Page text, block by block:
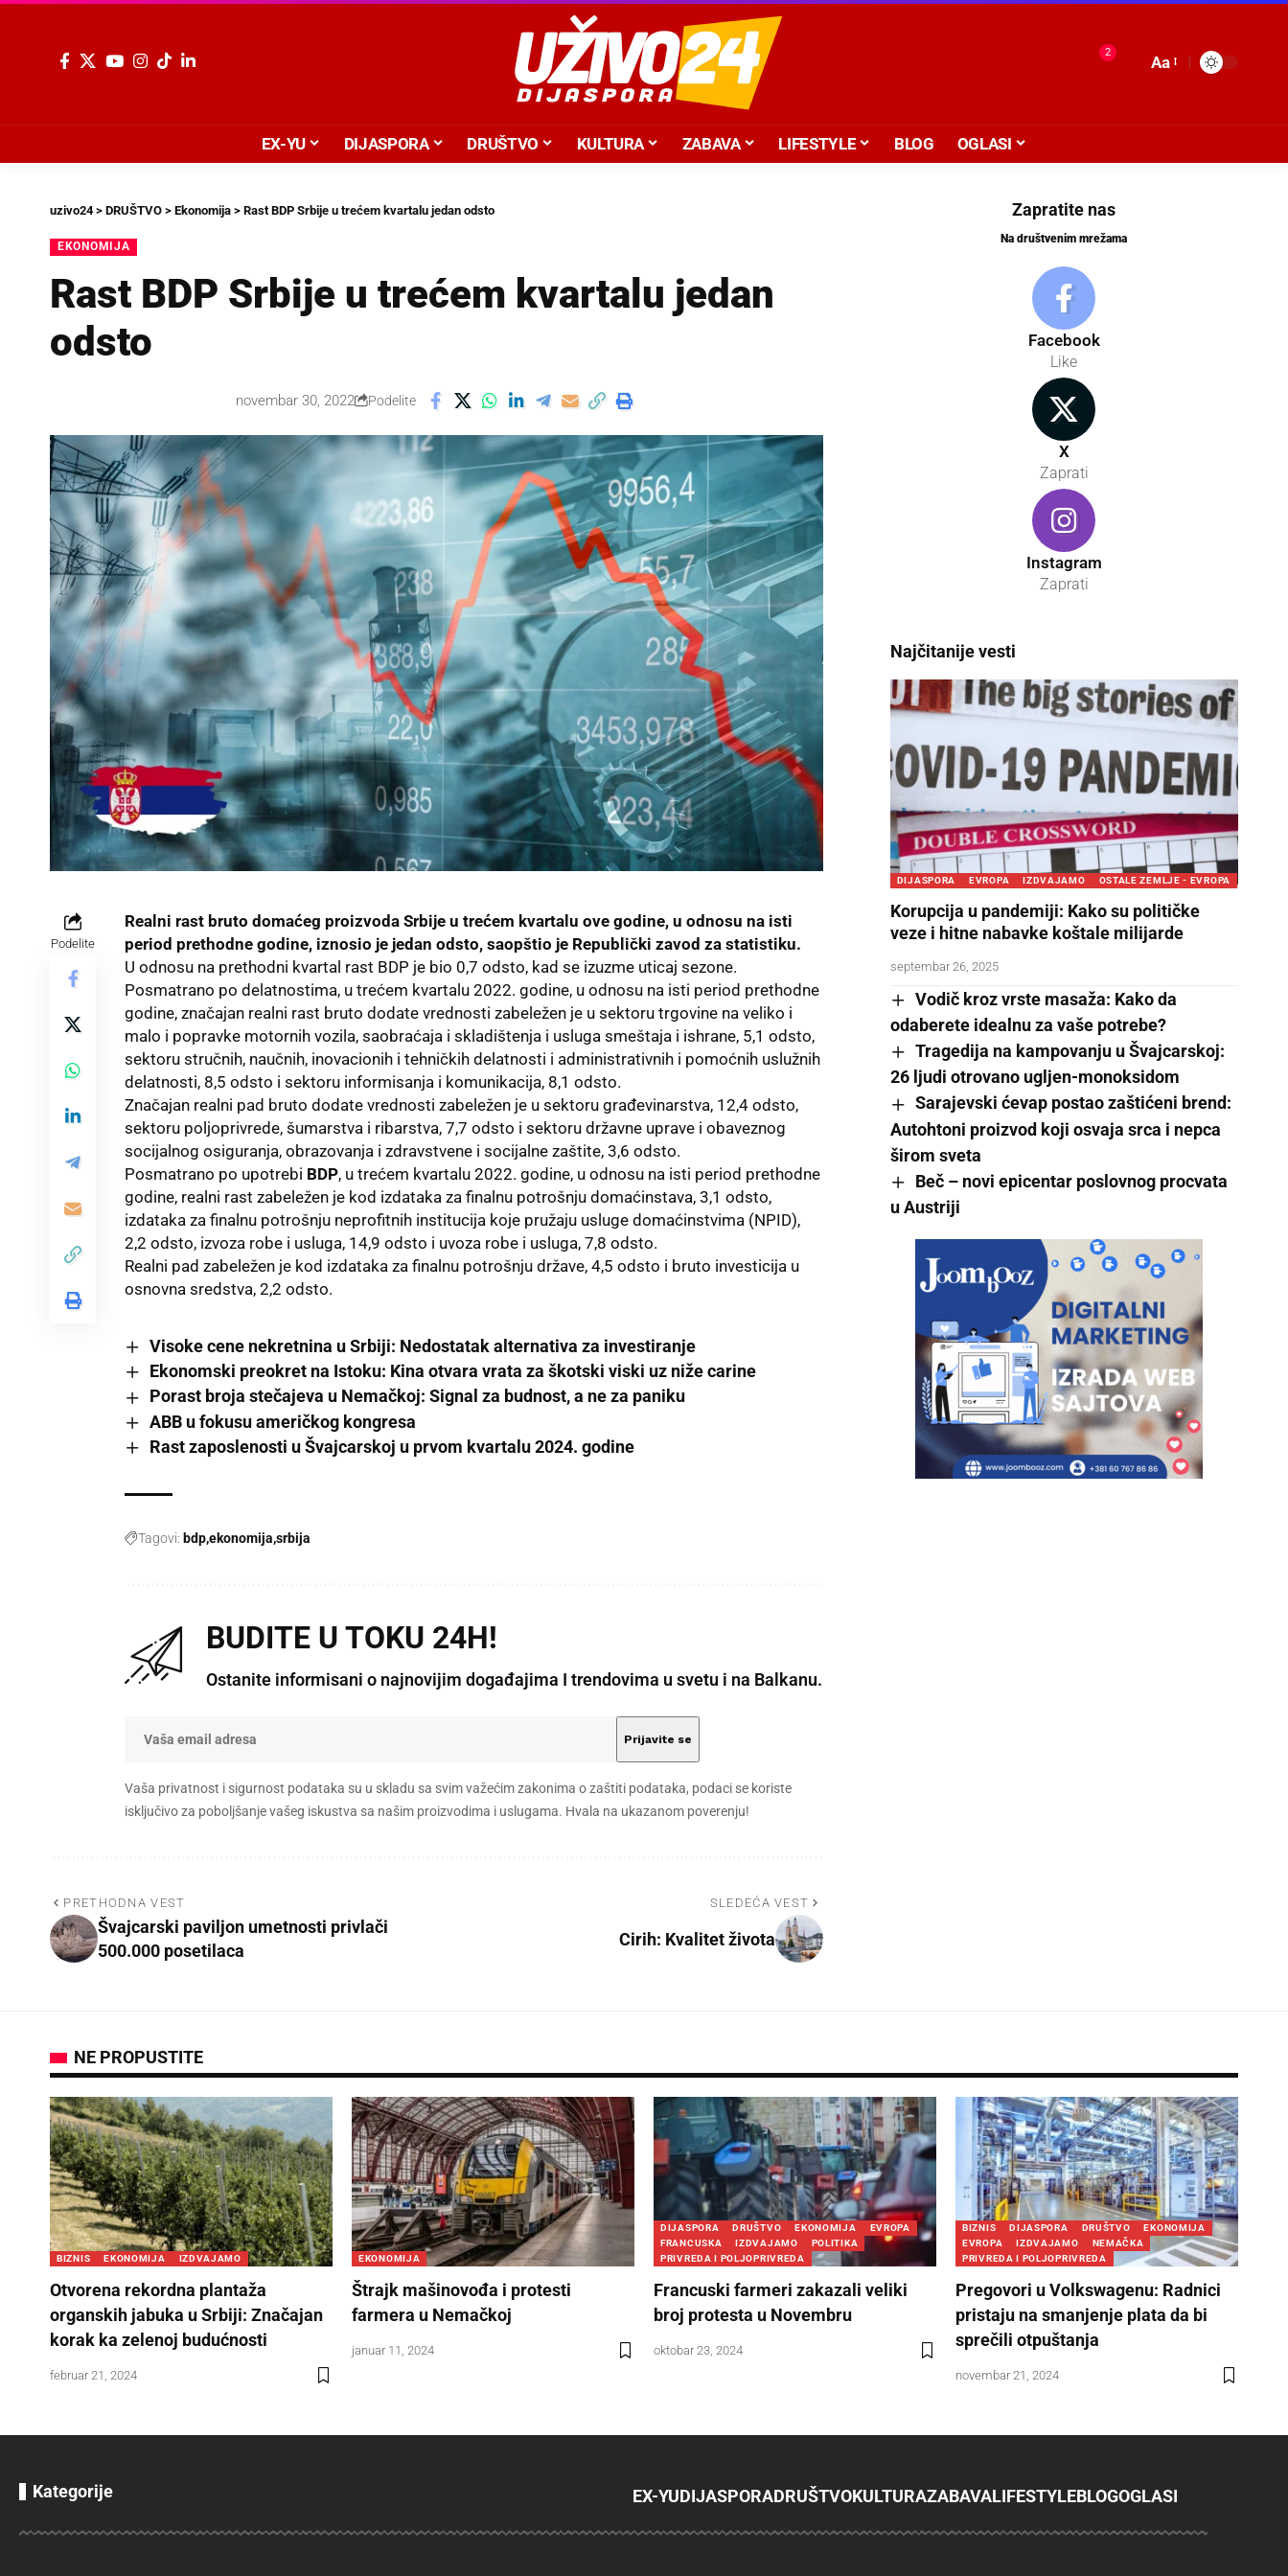
2
Aa
EX-YU DIJASPORA DRUŠTVO KULTURA ZABAVA LIFESTYLE BLOG OGLASI
uzivo24> DRUŠTVO > Ekonomija > Rast BDP Srbije u trećem kvartalu jedan odsto
EKONOMIJA
Rast BDP Srbije u trećem kvartalu jedan
odsto
novembar 30, 2022 Podelite
Podelite
Realni rast bruto domaćeg proizvoda Srbije u trećem kvartalu ove godine, u odnosu na isti
period prethodne godine, iznosio je jedan odsto, saopštio je Republički zavod za statistiku.
U odnosu na prethodni kvartal rast BDP je bio 0,7 odsto, kad se izuzme uticaj sezone.
Posmatrano po delatnostima, u trećem kvartalu 2022. godine, u odnosu na isti period prethodne
godine, značajan realni rast bruto dodate vrednosti zabeležen je u sektoru trgovine na veliko i
malo i popravke motornih vozila, saobraćaja i skladištenja i usluga smeštaja i ishrane, 5,1 odsto,
sektoru stručnih, naučnih, inovacionih i tehničkih delatnosti i administrativnih i pomoćnih uslužnih
delatnosti, 8,5 odsto i sektoru informisanja i komunikacija, 8,1 odsto.
Značajan realni pad bruto dodate vrednosti zabeležen je u sektoru građevinarstva, 12,4 odsto,
sektoru poljoprivrede, šumarstva i ribarstva, 7,7 odsto i sektoru državne uprave i obaveznog
socijalnog osiguranja, obrazovanja i zdravstvene i socijalne zaštite, 3,6 odsto.
Posmatrano po upotrebi BDP, u trećem kvartalu 2022. godine, u odnosu na isti period prethodne
godine, realni rast zabeležen je kod izdataka za finalnu potrošnju domaćinstava, 3,1 odsto,
izdataka za finalnu potrošnju neprofitnih institucija koje pružaju usluge domaćinstvima (NPID),
2,2 odsto, izvoza robe i usluga, 14,9 odsto i uvoza robe i usluga, 7,8 odsto.
Realni pad zabeležen je kod izdataka za finalnu potrošnju države, 4,5 odsto i bruto investicija u
osnovna sredstva, 2,2 odsto.
Visoke cene nekretnina u Srbiji: Nedostatak alternativa za investiranje
Ekonomski preokret na Istoku: Kina otvara vrata za škotski viski uz niže carine
Porast broja stečajeva u Nemačkoj: Signal za budnost, a ne za paniku
ABB u fokusu američkog kongresa
Rast zaposlenosti u Švajcarskoj u prvom kvartalu 2024. godine
Tagovi: bdpekonomija srbija
BUDITE U TOKU 24H!
Ostanite informisani o najnovijim događajima I trendovima u svetu i na Balkanu.
Vaša privatnost i sigurnost podataka su u skladu sa svim važećim zakonima o zaštiti podataka, podaci se koriste
isključivo za poboljšanje vašeg iskustva sa našim proizvodima i uslugama. Hvala na ukazanom poverenju!
PRETHODNA VEST
Švajcarski paviljon umetnosti privlači
500.000 posetilaca
SLEDEĆA VEST
Cirih: Kvalitet života
Zapratite nas
Na društvenim mrežama
Facebook
Like
X
Zaprati
Instagram
Zaprati
Najčitanije vesti
DIJASPORA EVROPA IZDVAJAMO OSTALE ZEMLJE - EVROPA
Korupcija u pandemiji: Kako su političke
veze i hitne nabavke koštale milijarde
septembar 26, 2025
Vodič kroz vrste masaža: Kako da
odaberete idealnu za vaše potrebe?
Tragedija na kampovanju u Švajcarskoj:
26 ljudi otrovano ugljen-monoksidom
Sarajevski ćevap postao zaštićeni brend:
Autohtoni proizvod koji osvaja srca i nepca
širom sveta
Beč – novi epicentar poslovnog procvata
u Austriji
NE PROPUSTITE
BIZNIS EKONOMIJA IZDVAJAMO
Otvorena rekordna plantaža
organskih jabuka u Srbiji: Značajan
korak ka zelenoj budućnosti
februar 21, 2024
EKONOMIJA
Štrajk mašinovođa i protesti
farmera u Nemačkoj
januar 11, 2024
DIJASPORA DRUŠTVO EKONOMIJA
EVROPA
FRANCUSKA
IZDVAJAMO
POLITIKA
PRIVREDA I POLJOPRIVREDA
Francuski farmeri zakazali veliki
broj protesta u Novembru
oktobar 23, 2024
BIZNIS DIJASPORA DRUŠTVO
EKONOMIJA
EVROPA
IZDVAJAMO
NEMAČKA
PRIVREDA I POLJOPRIVREDA
Pregovori u Volkswagenu: Radnici
pristaju na smanjenje plata da bi
sprečili otpuštanja
novembar 21, 2024
Kategorije EX-YUDIJASPORADRUŠTVOKULTURAZABAVALIFESTYLEBLOGOGLASI